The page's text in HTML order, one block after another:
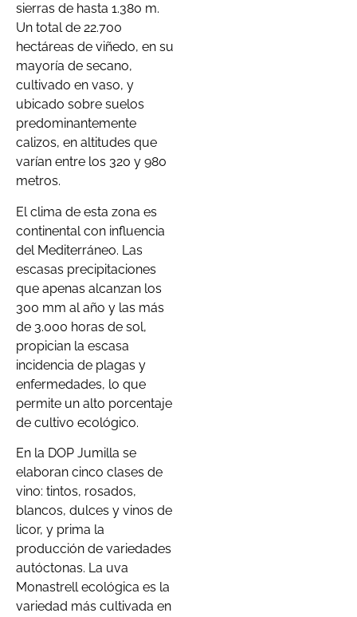
sierras de hasta 1.380 m.
Un total de 22.700
hectáreas de viñedo, en su
mayoría de secano,
cultivado en vaso, y
ubicado sobre suelos
predominantemente
calizos, en altitudes que
varían entre los 320 y 980
metros.
El clima de esta zona es
continental con influencia
del Mediterráneo. Las
escasas precipitaciones
que apenas alcanzan los
300 mm al año y las más
de 3.000 horas de sol,
propician la escasa
incidencia de plagas y
enfermedades, lo que
permite un alto porcentaje
de cultivo ecológico.
En la DOP Jumilla se
elaboran cinco clases de
vino: tintos, rosados,
blancos, dulces y vinos de
licor, y prima la
producción de variedades
autóctonas. La uva
Monastrell ecológica es la
variedad más cultivada en